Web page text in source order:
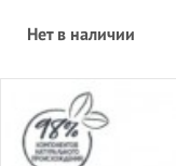
Нет в наличии